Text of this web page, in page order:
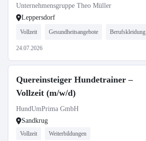
Unternehmensgruppe Theo Müller
Leppersdorf
Vollzeit Gesundheitsangebote Berufskleidung
24.07.2026
Quereinsteiger Hundetrainer –
Vollzeit (m/w/d)
HundUmPrima GmbH
Sandkrug
Vollzeit Weiterbildungen